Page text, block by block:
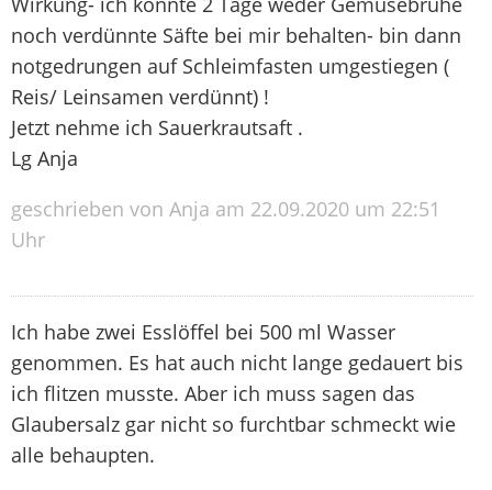
noch verdünnte Säfte bei mir behalten- bin dann
notgedrungen auf Schleimfasten umgestiegen (
Reis/ Leinsamen verdünnt) !
Jetzt nehme ich Sauerkrautsaft .
Lg Anja
geschrieben von Anja am 22.09.2020 um 22:51
Uhr
Ich habe zwei Esslöffel bei 500 ml Wasser
genommen. Es hat auch nicht lange gedauert bis
ich flitzen musste. Aber ich muss sagen das
Glaubersalz gar nicht so furchtbar schmeckt wie
alle behaupten.